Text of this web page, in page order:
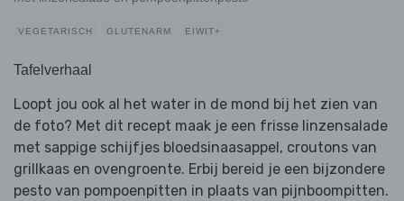
VEGETARISCH GLUTENARM EIWIT+
Tafelverhaal
Loopt jou ook al het water in de mond bij het zien van
de foto? Met dit recept maak je een frisse linzensalade
met sappige schijfjes bloedsinaasappel, croutons van
grillkaas en ovengroente. Erbij bereid je een bijzondere
pesto van pompoenpitten in plaats van pijnboompitten.